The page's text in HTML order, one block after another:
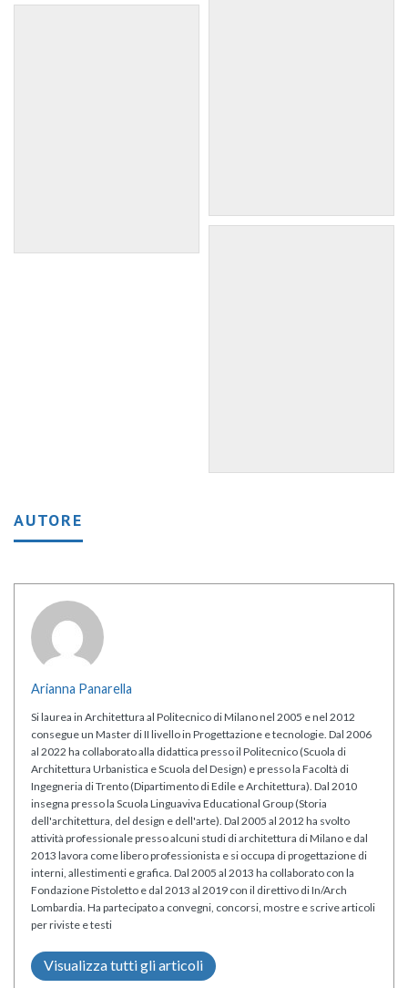
AUTORE
Arianna Panarella
Si laurea in Architettura al Politecnico di Milano nel 2005 e nel 2012
consegue un Master di II livello in Progettazione e tecnologie. Dal 2006
al 2022 ha collaborato alla didattica presso il Politecnico (Scuola di
Architettura Urbanistica e Scuola del Design) e presso la Facoltà di
Ingegneria di Trento (Dipartimento di Edile e Architettura). Dal 2010
insegna presso la Scuola Linguaviva Educational Group (Storia
dell'architettura, del design e dell'arte). Dal 2005 al 2012 ha svolto
attività professionale presso alcuni studi di architettura di Milano e dal
2013 lavora come libero professionista e si occupa di progettazione di
interni, allestimenti e grafica. Dal 2005 al 2013 ha collaborato con la
Fondazione Pistoletto e dal 2013 al 2019 con il direttivo di In/Arch
Lombardia. Ha partecipato a convegni, concorsi, mostre e scrive articoli
per riviste e testi
Visualizza tutti gli articoli